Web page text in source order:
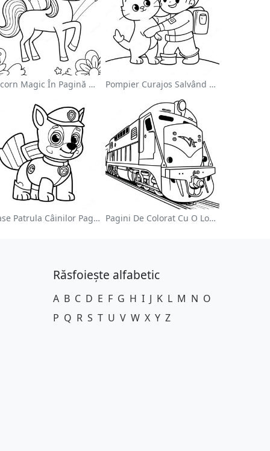
Unicorn Magic În Pagină De Colorat Cu Curcubeu Pompier Curajos Salvând O Pisică - Pagina De Colorat
Chase Patrula Câinilor Pagina De Colorat Pagini De Colorat Cu O Locomotivă Colorată
Răsfoiește alfabetic
A B C D E F G H I J K L M N O
P Q R S T U V W X Y Z